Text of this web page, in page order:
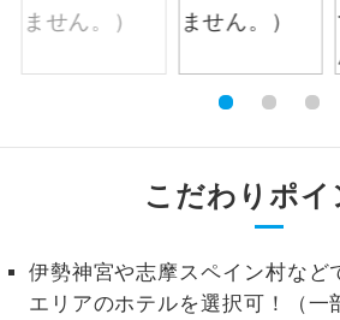
こだわりポイ
伊勢神宮や志摩スペイン村など
エリアのホテルを選択可！（一
2名様催行
2名様から出発可
おひとり様限定
1名様1室同代
1名様1室利用でも
コースです。
ご夫婦限定
ご夫婦限定でご